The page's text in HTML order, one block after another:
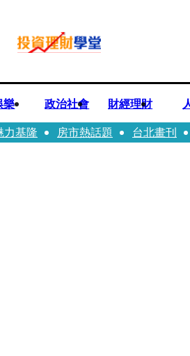
樂 政治社會 財經理財
力基隆 房市熱話題 台北畫刊